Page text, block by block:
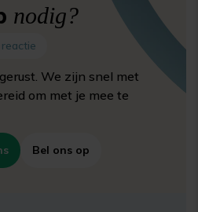
nodig?
We zijn snel met
om met je mee te
Bel ons op